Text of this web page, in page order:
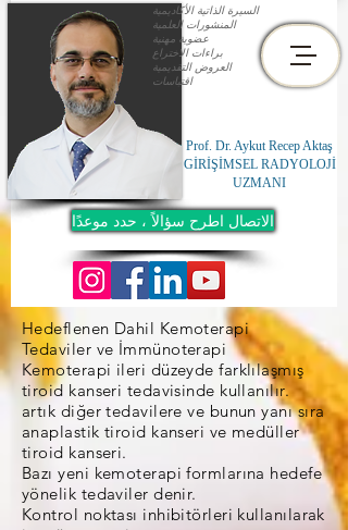
Prof. Dr. Aykut Recep Aktaş
GİRİŞİMSEL RADYOLOJİ
UZMANI
الاتصال اطرح سؤالاً ، حدد موعدًا
السيرة الذاتية الأكاديمية
المنشورات العلمية
عضوية مهنية
براءات الاختراع
العروض التقديمية
اقتباسات
Hedeflenen Dahil Kemoterapi
Tedaviler ve İmmünoterapi
Kemoterapi ileri düzeyde farklılaşmış
tiroid kanseri tedavisinde kullanılır.
artık diğer tedavilere ve bunun yanı sıra
anaplastik tiroid kanseri ve medüller
tiroid kanseri.
Bazı yeni kemoterapi formlarına hedefe
yönelik tedaviler denir.
Kontrol noktası inhibitörleri kullanılarak